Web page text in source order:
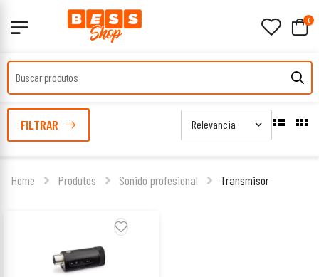
0
Home Produtos Sonido profesional Transmisor
FILTRAR